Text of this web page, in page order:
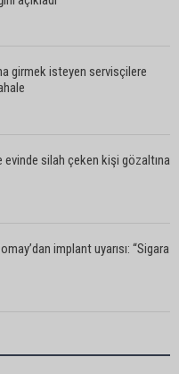
girmek isteyen servisçilere
evinde silah çeken kişi gözaltına
implant uyarısı: “Sigara
iş yerinde esrarengiz olay: 2